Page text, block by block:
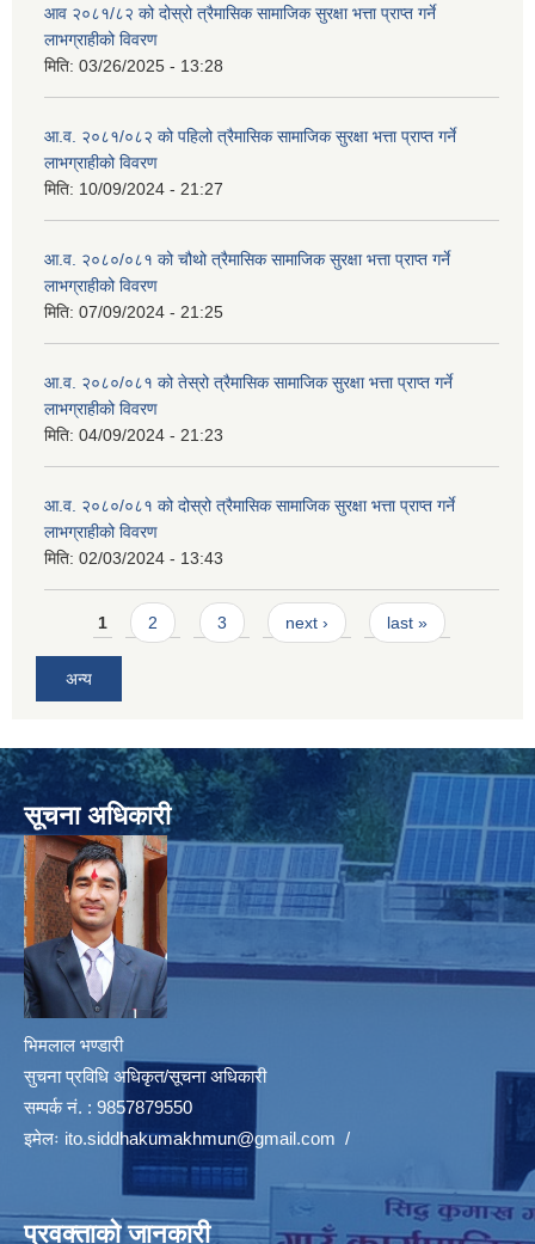
आव २०८१/८२ को दोस्रो त्रैमासिक सामाजिक सुरक्षा भत्ता प्राप्त गर्ने
लाभग्राहीको विवरण
मिति: 03/26/2025 - 13:28
आ.व. २०८१/०८२ को पहिलो त्रैमासिक सामाजिक सुरक्षा भत्ता प्राप्त गर्ने
लाभग्राहीको विवरण
मिति: 10/09/2024 - 21:27
आ.व. २०८०/०८१ को चौथो त्रैमासिक सामाजिक सुरक्षा भत्ता प्राप्त गर्ने
लाभग्राहीको विवरण
मिति: 07/09/2024 - 21:25
आ.व. २०८०/०८१ को तेस्रो त्रैमासिक सामाजिक सुरक्षा भत्ता प्राप्त गर्ने
लाभग्राहीको विवरण
मिति: 04/09/2024 - 21:23
आ.व. २०८०/०८१ को दोस्रो त्रैमासिक सामाजिक सुरक्षा भत्ता प्राप्त गर्ने
लाभग्राहीको विवरण
मिति: 02/03/2024 - 13:43
Pages
1 2 3 next › last »
अन्य
सूचना अधिकारी
भिमलाल भण्डारी
सुचना प्रविधि अधिकृत/सूचना अधिकारी
सम्पर्क नं. : 9857879550
इमेलः ito.siddhakumakhmun@gmail.com /
प्रवक्ताको जानकारी